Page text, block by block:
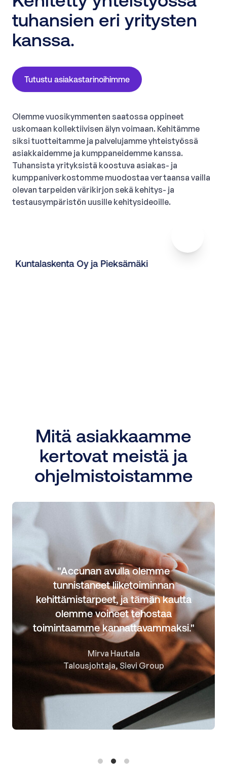
tuhansien eri yritysten
kanssa.
Tutustu asiakastarinoihimme
Olemme vuosikymmenten saatossa oppineet
uskomaan kollektiivisen älyn voimaan. Kehitämme
siksi tuotteitamme ja palvelujamme yhteistyössä
asiakkaidemme ja kumppaneidemme kanssa.
Tuhansista yrityksistä koostuva asiakas- ja
kumppaniverkostomme muodostaa vertaansa vailla
olevan tarpeiden värikirjon sekä kehitys- ja
testausympäristön uusille kehitysideoille.
Kuntalaskenta Oy ja Pieksämäki
Mitä asiakkaamme
kertovat meistä ja
ohjelmistoistamme
"Accunan avulla olemme
tunnistaneet liiketoiminnan
kehittämistarpeet, ja tämän kautta
olemme voineet tehostaa
toimintaamme kannattavammaksi."
Mirva Hautala
Talousjohtaja, Sievi Group